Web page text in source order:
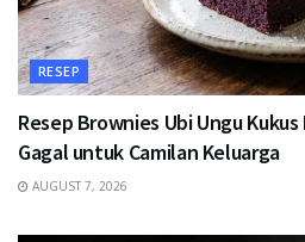
RESEP
Resep Brownies Ubi Ungu
Gagal untuk Camilan Keluarga
AUGUST 7, 2026